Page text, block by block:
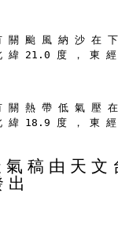
關 颱 風 納 沙 在
緯 21.0 度 ， 東
關 熱 帶 低 氣 壓
緯 18.9 度 ， 東
氣 稿 由 天 文
出